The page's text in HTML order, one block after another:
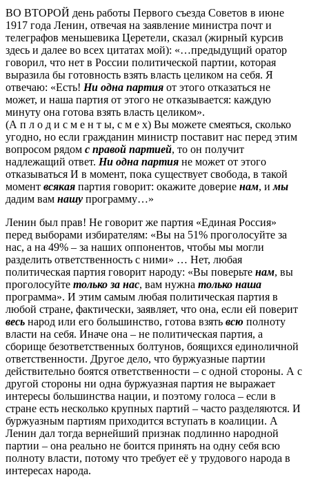
ВО ВТОРОЙ день работы Первого съезда Советов в июне
1917 года Ленин, отвечая на заявление министра почт и
телеграфов меньшевика Церетели, сказал (жирный курсив
здесь и далее во всех цитатах мой): «…предыдущий оратор
говорил, что нет в России политической партии, которая
выразила бы готовность взять власть целиком на себя. Я
отвечаю: «Есть! Ни одна партия от этого отказаться не
может, и наша партия от этого не отказывается: каждую
минуту она готова взять власть целиком».
(А п л о д и с м е н т ы, с м е х) Вы можете смеяться, сколько
угодно, но если гражданин министр поставит нас перед этим
вопросом рядом с правой партией, то он получит
надлежащий ответ. Ни одна партия не может от этого
отказываться И в момент, пока существует свобода, в такой
момент всякая партия говорит: окажите доверие нам, имы
дадим вам нашу программу…»
Ленин был прав! Не говорит же партия «Единая Россия»
перед выборами избирателям: «Вы на 51% проголосуйте за
нас, а на 49% – за наших оппонентов, чтобы мы могли
разделить ответственность с ними» … Нет, любая
политическая партия говорит народу: «Вы поверьте нам, вы
проголосуйте только за нас, вам нужна только наша
программа». И этим самым любая политическая партия в
любой стране, фактически, заявляет, что она, если ей поверит
весь народ или его большинство, готова взять всю полноту
власти на себя. Иначе она – не политическая партия, а
сборище безответственных болтунов, боящихся единоличной
ответственности. Другое дело, что буржуазные партии
действительно боятся ответственности – с одной стороны. А с
другой стороны ни одна буржуазная партия не выражает
интересы большинства нации, и поэтому голоса – если в
стране есть несколько крупных партий – часто разделяются. И
буржуазным партиям приходится вступать в коалиции. А
Ленин дал тогда вернейший признак подлинно народной
партии – она реально не боится принять на одну себя всю
полноту власти, потому что требует её у трудового народа в
интересах народа.